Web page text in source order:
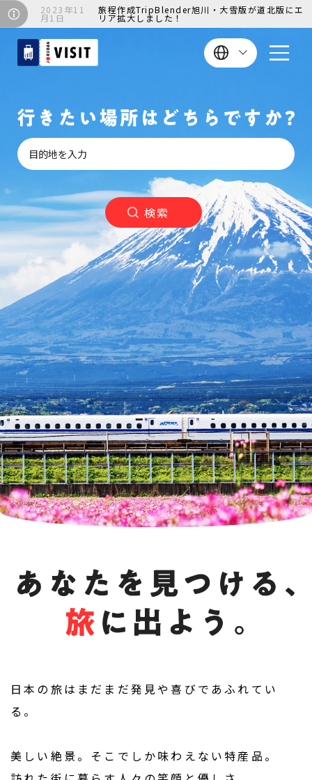
2023年11
月1日
旅程作成TripBlender旭川・大雪版が道北版にエ
リア拡大しました！
検索
日本の旅はまだまだ発見や喜びであふれてい
る。
美しい絶景。そこでしか味わえない特産品。